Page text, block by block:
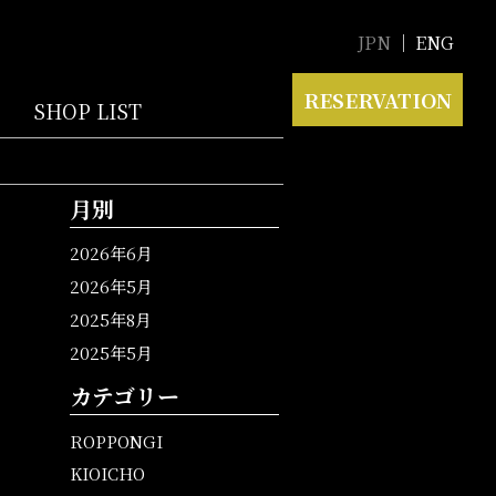
SHOP LIST
JPN ENG
RESERVATION
月別
2026年6月
2026年5月
2025年8月
2025年5月
カテゴリー
ROPPONGI
KIOICHO